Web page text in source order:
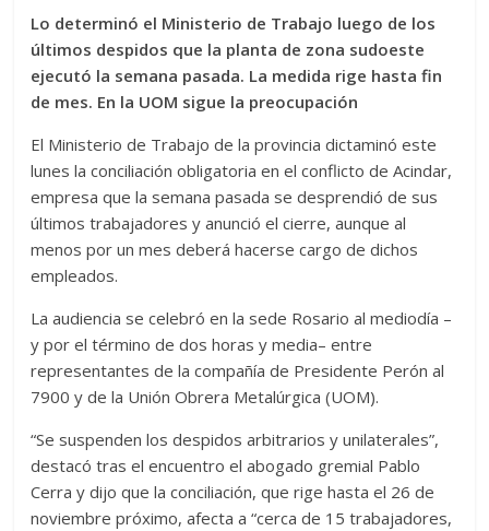
Lo determinó el Ministerio de Trabajo luego de los
últimos despidos que la planta de zona sudoeste
ejecutó la semana pasada. La medida rige hasta fin
de mes. En la UOM sigue la preocupación
El Ministerio de Trabajo de la provincia dictaminó este
lunes la conciliación obligatoria en el conflicto de Acindar,
empresa que la semana pasada se desprendió de sus
últimos trabajadores y anunció el cierre, aunque al
menos por un mes deberá hacerse cargo de dichos
empleados.
La audiencia se celebró en la sede Rosario al mediodía –
y por el término de dos horas y media– entre
representantes de la compañía de Presidente Perón al
7900 y de la Unión Obrera Metalúrgica (UOM).
“Se suspenden los despidos arbitrarios y unilaterales”,
destacó tras el encuentro el abogado gremial Pablo
Cerra y dijo que la conciliación, que rige hasta el 26 de
noviembre próximo, afecta a “cerca de 15 trabajadores,